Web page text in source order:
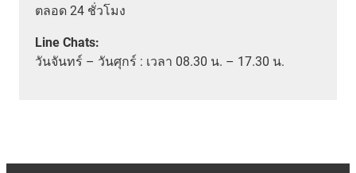
ตลอด 24 ชั่วโมง
Line Chats:
วันจันทร์ – วันศุกร์ : เวลา 08.30 น. – 17.30 น.